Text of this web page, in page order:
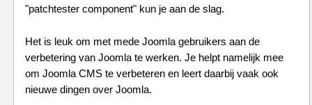
"patchtester component" kun je aan de slag.
Het is leuk om met mede Joomla gebruikers aan de
verbetering van Joomla te werken. Je helpt namelijk mee
om Joomla CMS te verbeteren en leert daarbij vaak ook
nieuwe dingen over Joomla.